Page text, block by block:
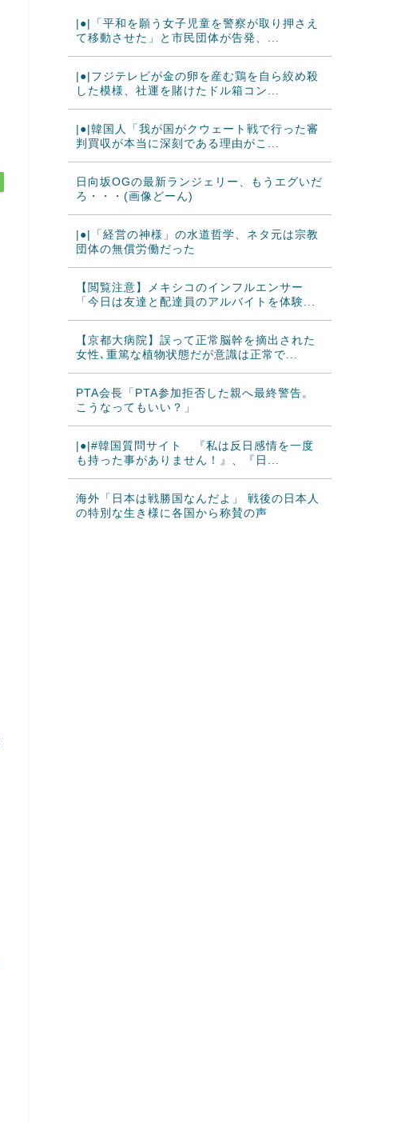
|●|「平和を願う女子児童を警察が取り押さえ
て移動させた」と市民団体が告発、...
|●|フジテレビが金の卵を産む鶏を自ら絞め殺
した模様、社運を賭けたドル箱コン...
|●|韓国人「我が国がクウェート戦で行った審
判買収が本当に深刻である理由がこ...
日向坂OGの最新ランジェリー、もうエグいだ
ろ・・・(画像どーん)
|●|「経営の神様」の水道哲学、ネタ元は宗教
団体の無償労働だった
【閲覧注意】メキシコのインフルエンサー
「今日は友達と配達員のアルバイトを体験...
【京都大病院】誤って正常脳幹を摘出された
女性､重篤な植物状態だが意識は正常で...
PTA会長「PTA参加拒否した親へ最終警告。
こうなってもいい？」
|●|#韓国質問サイト 『私は反日感情を一度
も持った事がありません！』、『日...
海外「日本は戦勝国なんだよ」 戦後の日本人
の特別な生き様に各国から称賛の声